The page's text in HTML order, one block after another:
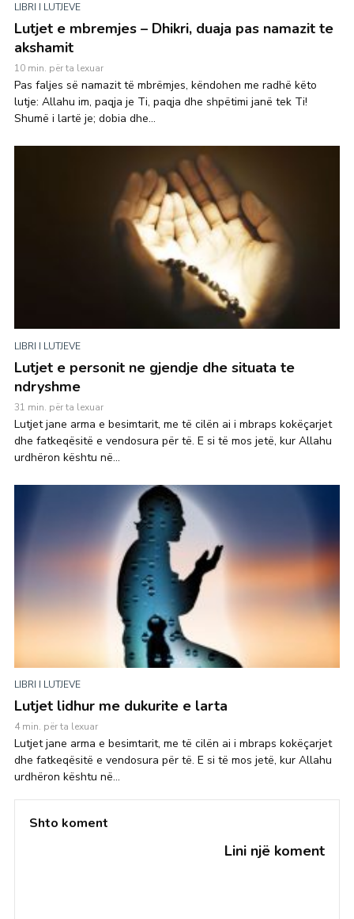
LIBRI I LUTJEVE
Lutjet e mbremjes – Dhikri, duaja pas namazit te
akshamit
10 min. për ta lexuar
Pas faljes së namazit të mbrëmjes, këndohen me radhë këto
lutje: Allahu im, paqja je Ti, paqja dhe shpëtimi janë tek Ti!
Shumë i lartë je; dobia dhe...
LIBRI I LUTJEVE
Lutjet e personit ne gjendje dhe situata te
ndryshme
31 min. për ta lexuar
Lutjet jane arma e besimtarit, me të cilën ai i mbraps kokëçarjet
dhe fatkeqësitë e vendosura për të. E si të mos jetë, kur Allahu
urdhëron kështu në...
LIBRI I LUTJEVE
Lutjet lidhur me dukurite e larta
4 min. për ta lexuar
Lutjet jane arma e besimtarit, me të cilën ai i mbraps kokëçarjet
dhe fatkeqësitë e vendosura për të. E si të mos jetë, kur Allahu
urdhëron kështu në...
Shto koment
Lini një koment